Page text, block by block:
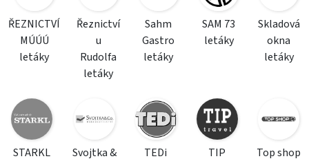
ŘEZNICTVÍ
MÚÚÚ
letáky
Řeznictví
u
Rudolfa
letáky
Sahm
Gastro
letáky
SAM 73
letáky
Skladová
okna
letáky
STARKL
Svojtka &
TEDi
TIP
Top shop